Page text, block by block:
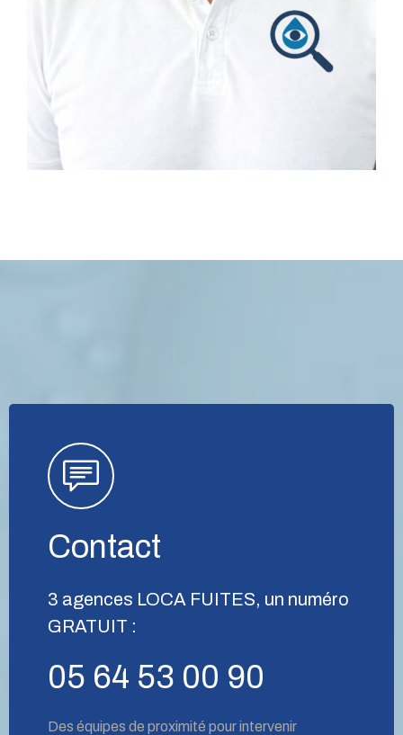
Contact
3 agences LOCA FUITES, un numéro
GRATUIT :
05 64 53 00 90
Des équipes de proximité pour intervenir